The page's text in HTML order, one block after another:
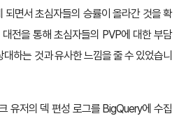
되면서 초심자들의 승률이 올라간 것을 확
전을 통해 초심자들의 PVP에 대한 부담
하는 것과 유사한 느낌을 줄 수 있었습니
유저의 덱 편성 로그를 BigQuery에 수집